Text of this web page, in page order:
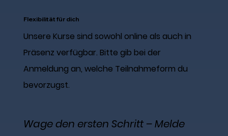
Flexibilität für dich
Unsere Kurse sind sowohl online als auch in
Präsenz verfügbar. Bitte gib bei der
Anmeldung an, welche Teilnahmeform du
bevorzugst.
Wage den ersten Schritt – Melde